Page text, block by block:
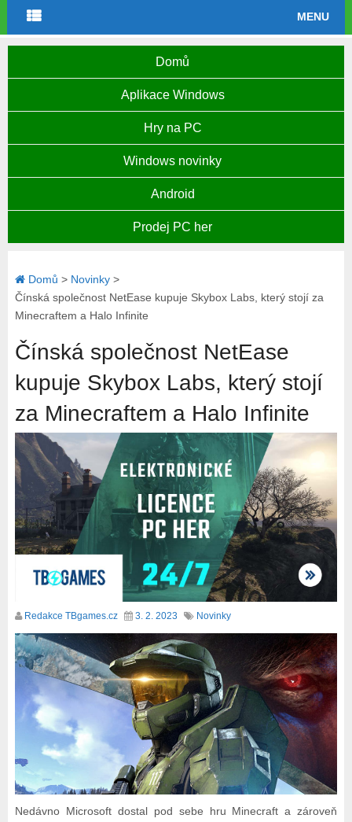
MENU
Domů
Aplikace Windows
Hry na PC
Windows novinky
Android
Prodej PC her
Domů > Novinky>
Čínská společnost NetEase kupuje Skybox Labs, který stojí za
Minecraftem a Halo Infinite
Čínská společnost NetEase
kupuje Skybox Labs, který stojí
za Minecraftem a Halo Infinite
Redakce TBgames.cz 3. 2. 2023 Novinky
Nedávno Microsoft dostal pod sebe hru Minecraft a zároveň